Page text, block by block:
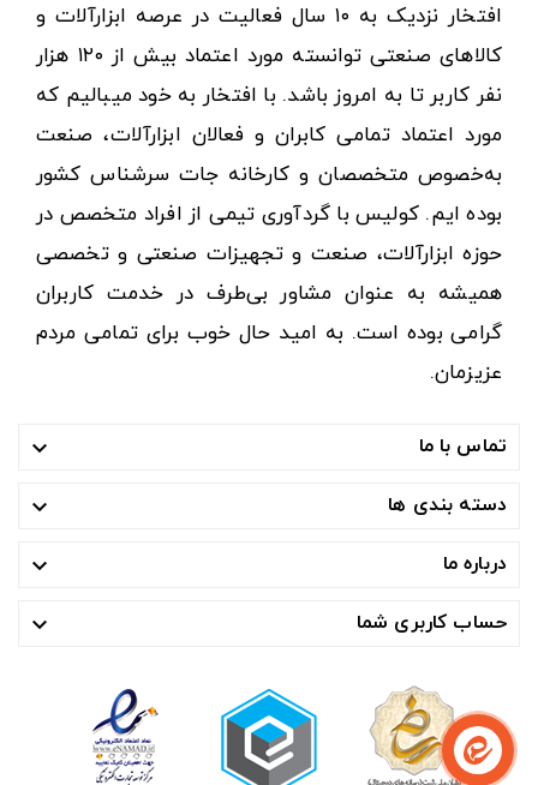
افتخار نزدیک به ۱۰ سال فعالیت در عرصه ابزارآلات و
کالاهای صنعتی توانسته مورد اعتماد بیش از ۱۲۰ هزار
نفر کاربر تا به امروز باشد. با افتخار به خود میبالیم که
مورد اعتماد تمامی کابران و فعالان ابزارآلات، صنعت
به‌خصوص متخصصان و کارخانه جات سرشناس کشور
بوده ایم. کولیس با گردآوری تیمی از افراد متخصص در
حوزه ابزارآلات، صنعت و تجهیزات صنعتی و تخصصی
همیشه به عنوان مشاور بی‌طرف در خدمت کاربران
گرامی بوده است. به امید حال خوب برای تمامی مردم
عزیزمان.
تماس با ما 
دسته بندی ها 
درباره ما 
حساب کاربری شما 